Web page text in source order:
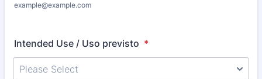
example@example.com
Intended Use / Uso previsto *